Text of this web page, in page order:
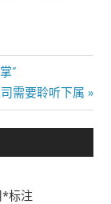
”
需要聆听下属
*标注